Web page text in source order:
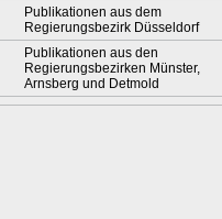
Publikationen aus dem
Regierungsbezirk Düsseldorf
Publikationen aus den
Regierungsbezirken Münster,
Arnsberg und Detmold